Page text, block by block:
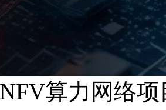
算力网络项